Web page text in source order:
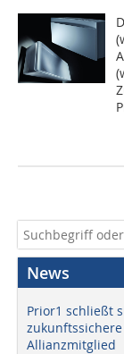
News
Prior1 schließt
Allianzmitglied